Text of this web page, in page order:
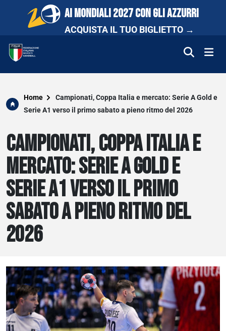
AI MONDIALI 2027 CON GLI AZZURRI
ACQUISTA IL TUO BIGLIETTO →
NAZIONALI
COMPETIZIONI
SCUOLA E PROMOZIONE
NEWS
MEDIA
UTILITÀ
Home
Campionati, Coppa Italia e mercato: Serie A Gold e
Serie A1 verso il primo sabato a pieno ritmo del 2026
CAMPIONATI, COPPA ITALIA E
MERCATO: SERIE A GOLD E
SERIE A1 VERSO IL PRIMO
SABATO A PIENO RITMO DEL
2026